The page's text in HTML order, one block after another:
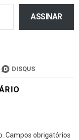
ASSINAR
DISQUS
Campos obrigatórios